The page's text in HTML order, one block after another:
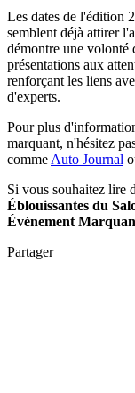
Les dates de l'édition
semblent déjà attirer
démontre une volonté
présentations aux
renforçant les liens
d'experts.
Pour plus
marquant, n'hésitez
comme Auto Journal
Si vous souhaitez lire
Éblouissantes du
Événement
Partager